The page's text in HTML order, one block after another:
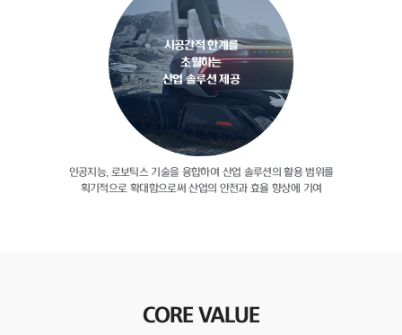
시공간적 한계를
초월하는
산업 솔루션 제공
인공지능, 로보틱스 기술을 융합하여 산업 솔루션의 활용 범위를
획기적으로 확대함으로써산업의 안전과 효율 향상에 기여
CORE VALUE